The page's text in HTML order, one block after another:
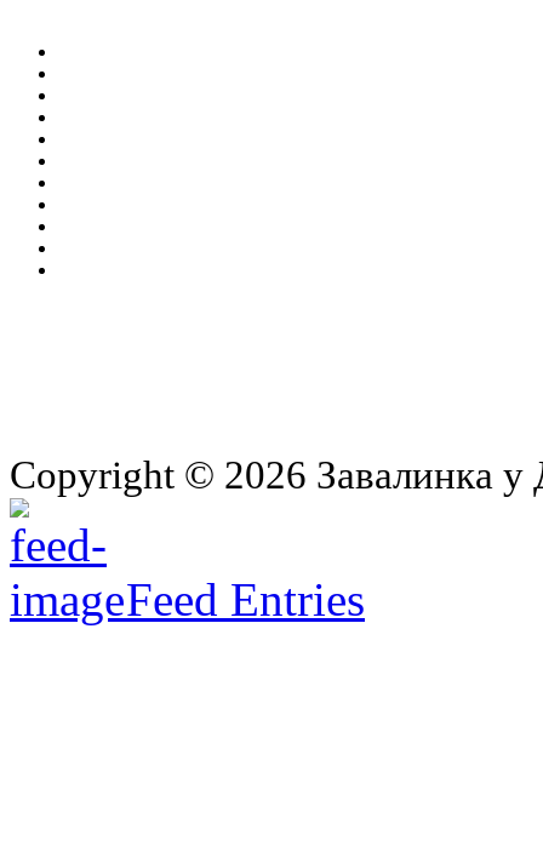
Copyright © 2026 Завалинка
Feed Entries